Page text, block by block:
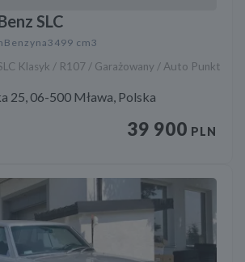
SLC
Benzyna3499 cm3
Klasyk / R107 / Garażowany / Auto Punkt
25, 06-500 Mława, Polska
39 900 PLN